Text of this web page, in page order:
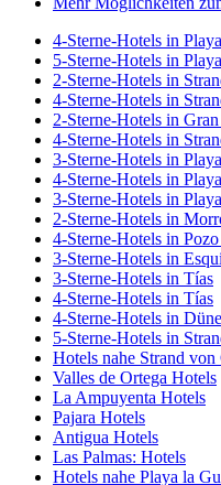
4-Sterne-Hotels in
5-Sterne-Hotels in
2-Sterne-Hotels in
4-Sterne-Hotels in
2-Sterne-Hotels in
4-Sterne-Hotels in
3-Sterne-Hotels in
4-Sterne-Hotels in
3-Sterne-Hotels in
2-Sterne-Hotels in
4-Sterne-Hotels in
3-Sterne-Hotels in
3-Sterne-Hotels in Tías
4-Sterne-Hotels in Tías
4-Sterne-Hotels in
5-Sterne-Hotels in
Hotels nahe Strand
Valles de Ortega Hotels
La Ampuyenta Hotels
Pajara Hotels
Antigua Hotels
Las Palmas: Hotels
Hotels nahe Playa la